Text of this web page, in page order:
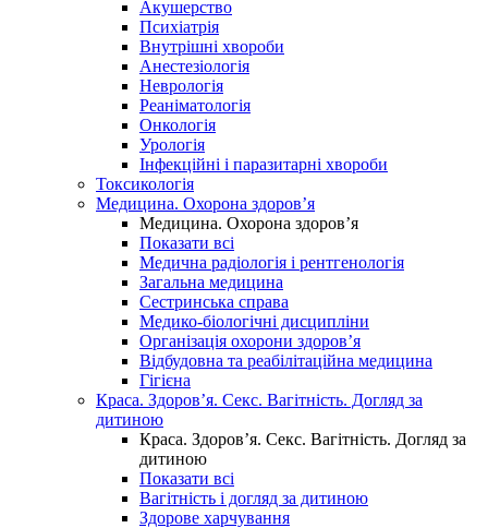
Акушерство
Психіатрія
Внутрішні хвороби
Анестезіологія
Неврологія
Реаніматологія
Онкологія
Урологія
Інфекційні і паразитарні хвороби
Токсикологія
Медицина. Охорона здоров’я
Медицина. Охорона здоров’я
Показати всі
Медична радіологія і рентгенологія
Загальна медицина
Сестринська справа
Медико-біологічні дисципліни
Організація охорони здоров’я
Відбудовна та реабілітаційна медицина
Гігієна
Краса. Здоров’я. Секс. Вагітність. Догляд за
дитиною
Краса. Здоров’я. Секс. Вагітність. Догляд за
дитиною
Показати всі
Вагітність і догляд за дитиною
Здорове харчування